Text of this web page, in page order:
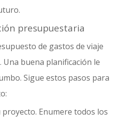
presupuestaria
de gastos de viaje
Una buena planificación le
Sigue estos pasos para
Enumere todos los